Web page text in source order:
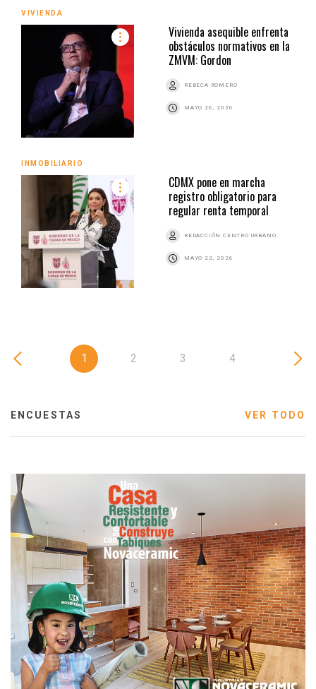
VIVIENDA
Vivienda asequible enfrenta
obstáculos normativos en la
ZMVM: Gordon
REBECA ROMERO
MAYO 26, 2026
INMOBILIARIO
CDMX pone en marcha
registro obligatorio para
regular renta temporal
REDACCIÓN CENTRO URBANO
MAYO 22, 2026
1 2 3 4
ENCUESTAS VER TODO